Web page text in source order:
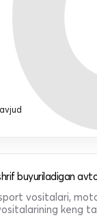
buyuriladigan
vositalari,
keng